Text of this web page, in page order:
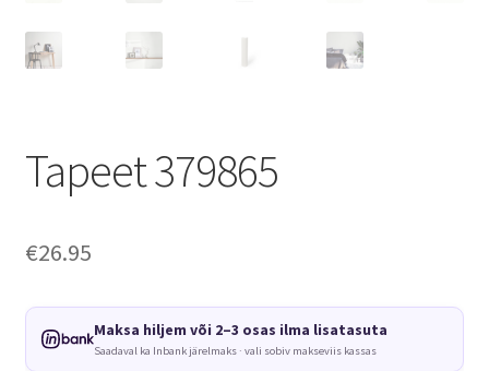
Tapeet 379865
€26.95
Maksa hiljem või 2–3 osas ilma lisatasuta
Saadaval ka Inbank järelmaks · vali sobiv makseviis kassas